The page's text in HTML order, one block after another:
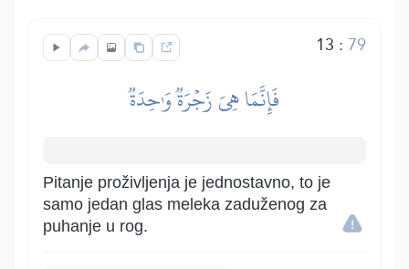
13 : 79
فَإِنَّمَا هِيَ زَجۡرَةٞ وَٰحِدَةٞ
Pitanje proživljenja je jednostavno, to je
samo jedan glas meleka zaduženog za
puhanje u rog.